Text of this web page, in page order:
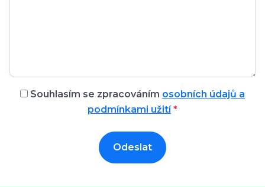
Souhlasím se zpracováním osobních údajů a
podmínkami užití *
Odeslat